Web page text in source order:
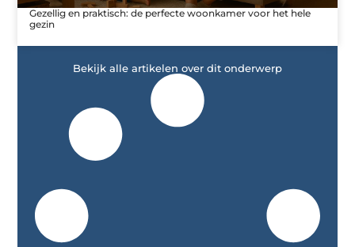
Gezellig en praktisch: de perfecte woonkamer voor het hele
gezin
Bekijk alle artikelen over dit onderwerp